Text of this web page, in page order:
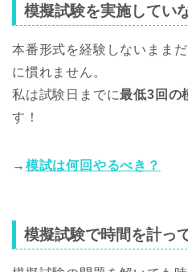
模擬試験を実施してい
本番形式を経験しないまま
に慣れません。
私は試験日までに最低3回の
す！
→ 模試は何回やるべき？
模擬試験で時間を計っ